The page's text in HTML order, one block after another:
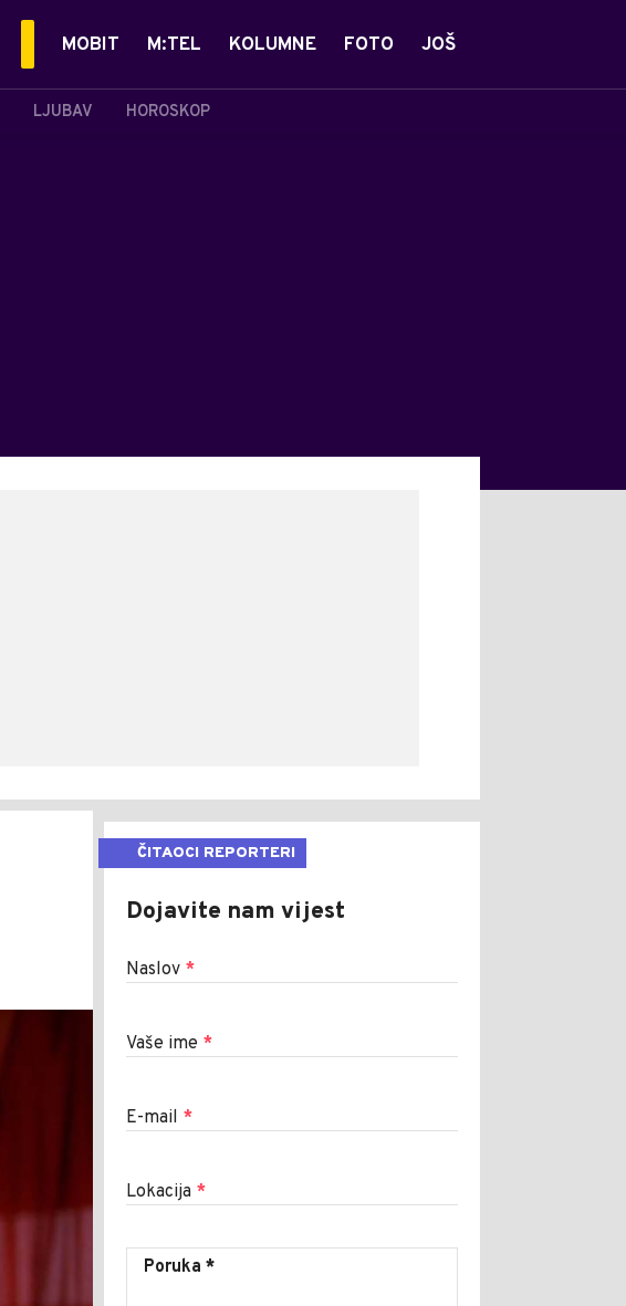
LJUBAV HOROSKOP
MOBIT M:TEL KOLUMNE FOTO JOŠ
ČITAOCI REPORTERI
Dojavite nam vijest
Naslov *
Vaše ime *
E-mail *
Lokacija *